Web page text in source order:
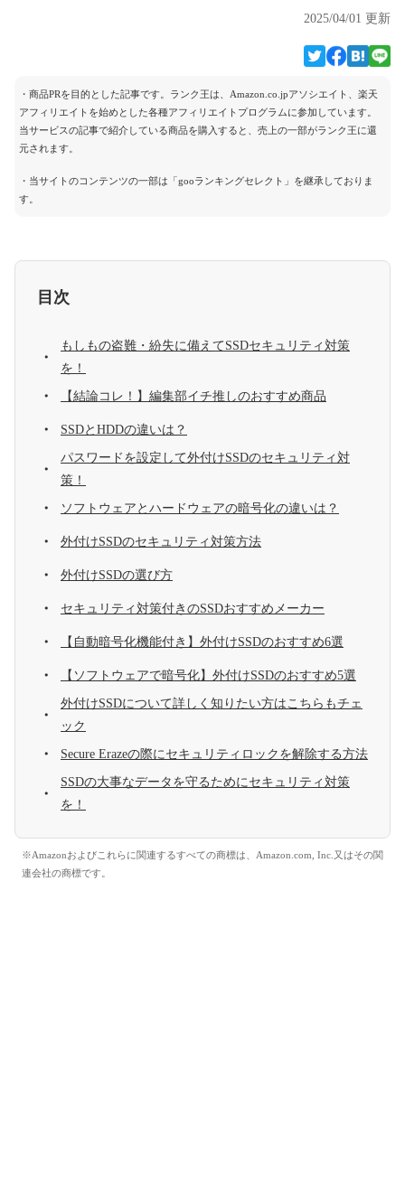
2025/04/01 更新
・商品PRを目的とした記事です。ランク王は、Amazon.co.jpアソシエイト、楽天
アフィリエイトを始めとした各種アフィリエイトプログラムに参加しています。
当サービスの記事で紹介している商品を購入すると、売上の一部がランク王に還
元されます。
・当サイトのコンテンツの一部は「gooランキングセレクト」を継承しておりま
す。
目次
もしもの盗難・紛失に備えてSSDセキュリティ対策
を！
【結論コレ！】編集部イチ推しのおすすめ商品
SSDとHDDの違いは？
パスワードを設定して外付けSSDのセキュリティ対
策！
ソフトウェアとハードウェアの暗号化の違いは？
外付けSSDのセキュリティ対策方法
外付けSSDの選び方
セキュリティ対策付きのSSDおすすめメーカー
【自動暗号化機能付き】外付けSSDのおすすめ6選
【ソフトウェアで暗号化】外付けSSDのおすすめ5選
外付けSSDについて詳しく知りたい方はこちらもチェ
ック
Secure Erazeの際にセキュリティロックを解除する方法
SSDの大事なデータを守るためにセキュリティ対策
を！
※Amazonおよびこれらに関連するすべての商標は、Amazon.com, Inc.又はその関
連会社の商標です。